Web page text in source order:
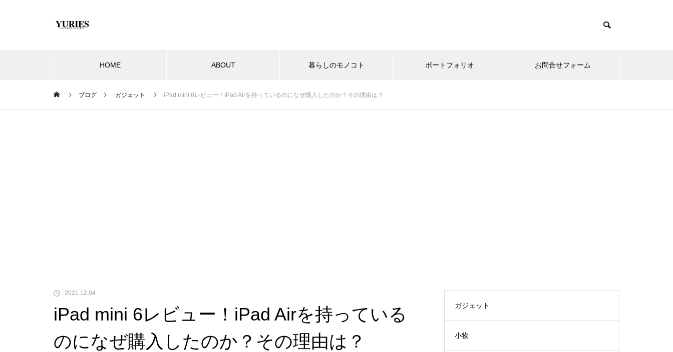
HOME ABOUT 暮らしのモノコト ポートフォリオ お問合せフォーム
ブログ ガジェット iPad mini 6レビュー！iPad Airを持っているのになぜ購入したのか？その理由は？
2021.12.04
iPad mini 6レビュー！iPad Airを持っている
のになぜ購入したのか？その理由は？
ガジェット
小物